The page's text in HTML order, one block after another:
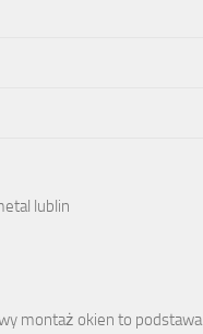
lublin
montaż okien to podstawa